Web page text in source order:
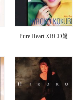
Pure Heart XRCD盤